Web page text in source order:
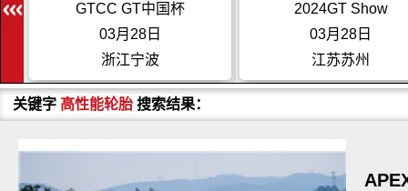
GTCC GT中国杯
03月28日
浙江宁波
2024GT Show
03月28日
江苏苏州
关键字 高性能轮胎 搜索结果：